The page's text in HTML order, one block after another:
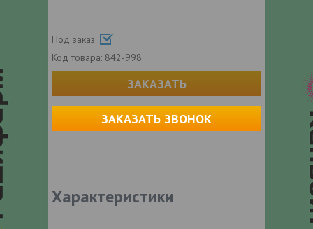
Под заказ
Код товара: 842-998
ЗАКАЗАТЬ
ЗАКАЗАТЬ ЗВОНОК
Характеристики